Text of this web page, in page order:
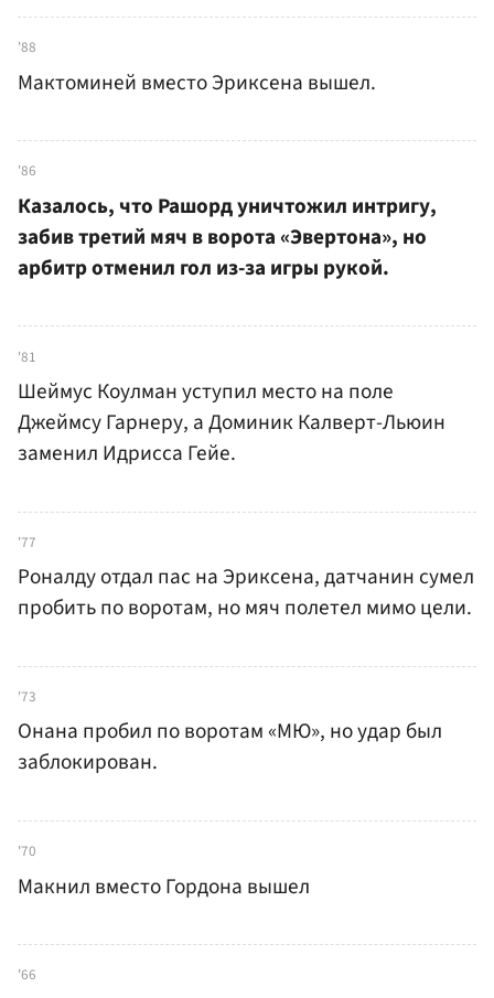
'88
Мактоминей вместо Эриксена вышел.
'86
Казалось, что Рашорд уничтожил интригу,
забив третий мяч в ворота «Эвертона», но
арбитр отменил гол из-за игры рукой.
'81
Шеймус Коулман уступил место на поле
Джеймсу Гарнеру, а Доминик Калверт-Льюин
заменил Идрисса Гейе.
'77
Роналду отдал пас на Эриксена, датчанин сумел
пробить по воротам, но мяч полетел мимо цели.
'73
Онана пробил по воротам «МЮ», но удар был
заблокирован.
'70
Макнил вместо Гордона вышел
'66